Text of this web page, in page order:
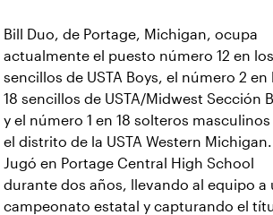
Bill Duo, de Portage, Michigan, ocupa
actualmente el puesto número 12 en los
sencillos de USTA Boys, el número 2 en
18 sencillos de USTA/Midwest Sección
y el número 1 en 18 solteros masculinos
el distrito de la USTA Western Michigan.
Jugó en Portage Central High School
durante dos años, llevando al equipo a
campeonato estatal y capturando el